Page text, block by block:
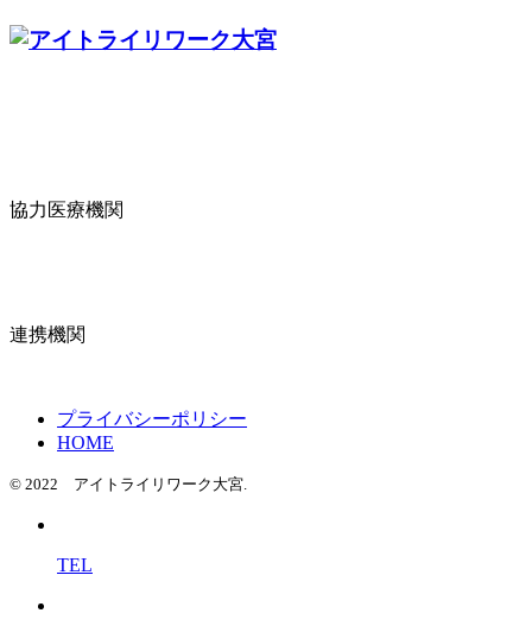
協力医療機関
連携機関
プライバシーポリシー
HOME
© 2022 アイトライリワーク大宮.
TEL